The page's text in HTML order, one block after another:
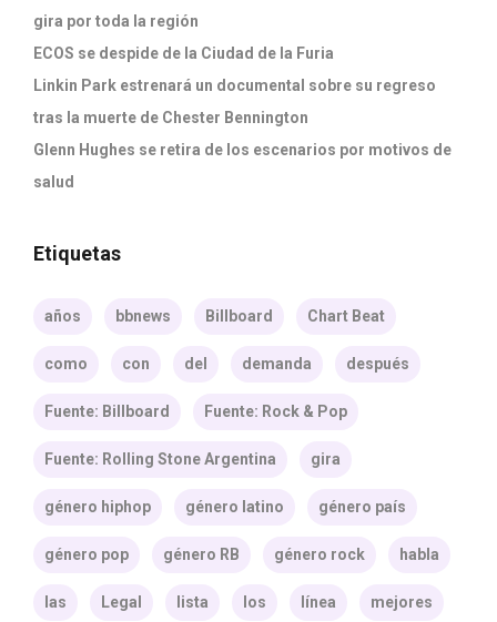
gira por toda la región
ECOS se despide de la Ciudad de la Furia
Linkin Park estrenará un documental sobre su regreso
tras la muerte de Chester Bennington
Glenn Hughes se retira de los escenarios por motivos de
salud
Etiquetas
años bbnews Billboard Chart Beat
como con del demanda después
Fuente: Billboard Fuente: Rock & Pop
Fuente: Rolling Stone Argentina gira
género hiphop género latino género país
género pop género RB género rock habla
las Legal lista los línea mejores